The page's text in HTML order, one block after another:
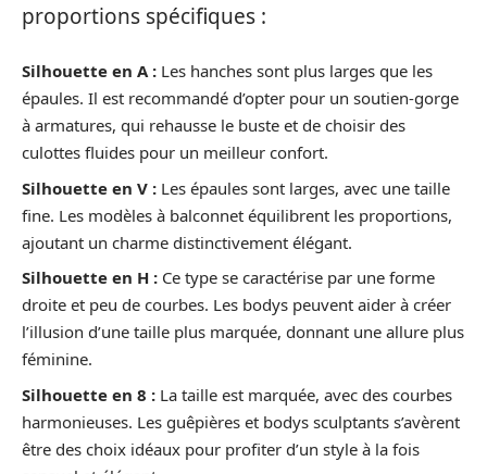
proportions spécifiques :
Silhouette en A : Les hanches sont plus larges que les
épaules. Il est recommandé d’opter pour un soutien-gorge
à armatures, qui rehausse le buste et de choisir des
culottes fluides pour un meilleur confort.
Silhouette en V : Les épaules sont larges, avec une taille
fine. Les modèles à balconnet équilibrent les proportions,
ajoutant un charme distinctivement élégant.
Silhouette en H : Ce type se caractérise par une forme
droite et peu de courbes. Les bodys peuvent aider à créer
l’illusion d’une taille plus marquée, donnant une allure plus
féminine.
Silhouette en 8 : La taille est marquée, avec des courbes
harmonieuses. Les guêpières et bodys sculptants s’avèrent
être des choix idéaux pour profiter d’un style à la fois